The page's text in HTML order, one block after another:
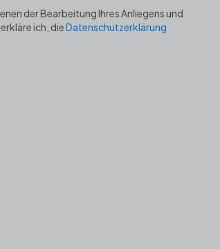
der Bearbeitung Ihres Anliegens und
ich, dieDatenschutzerklärung